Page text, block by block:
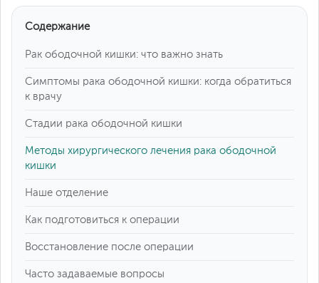
Содержание
Рак ободочной кишки: что важно знать
Симптомы рака ободочной кишки: когда обратиться
к врачу
Стадии рака ободочной кишки
Методы хирургического лечения рака ободочной
кишки
Наше отделение
Как подготовиться к операции
Восстановление после операции
Часто задаваемые вопросы